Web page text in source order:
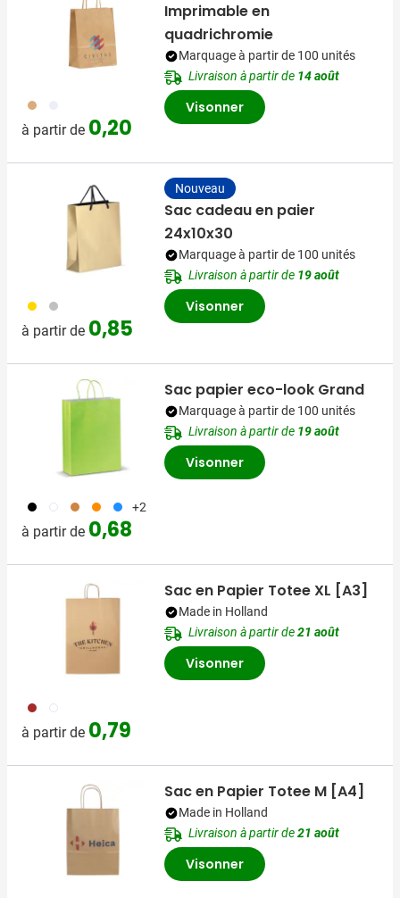
011
à partir de 0,20
Imprimable en
quadrichromie
Marquage à partir de 100 unités
Livraison à partir de 14 août
Visonner
031 032
à partir de 0,85
Nouveau
Sac cadeau en paier
24x10x30
Marquage à partir de 100 unités
Livraison à partir de 19 août
Visonner
001 002 090 007 018 +2
à partir de 0,68
Sac papier eco-look Grand
Marquage à partir de 100 unités
Livraison à partir de 19 août
Visonner
011 002
à partir de 0,79
Sac en Papier Totee XL [A3]
Made in Holland
Livraison à partir de21 août
Visonner
Sac en Papier Totee M [A4]
Made in Holland
Livraison à partir de21 août
Visonner